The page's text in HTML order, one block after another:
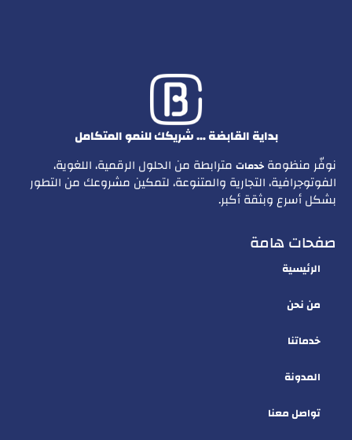
بداية القابضة … شريكك للنمو المتكامل
نوفّر منظومةخدماتمترابطة من الحلول الرقمية، اللغوية،
الفوتوجرافية، التجارية والمتنوعة، لتمكين مشروعك من التطور
بشكل أسرع وبثقة أكبر.
صفحات هامة
الرئيسية
من نحن
خدماتنا
المدونة
تواصل معنا